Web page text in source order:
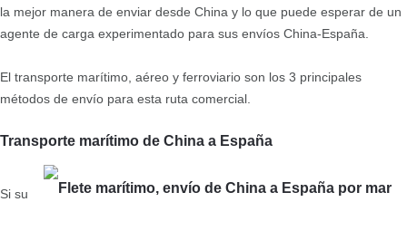
la mejor manera de enviar desde China y lo que puede esperar de un
agente de carga experimentado para sus envíos China-España.
El transporte marítimo, aéreo y ferroviario son los 3 principales
métodos de envío para esta ruta comercial.
Transporte marítimo de China a España
Si su